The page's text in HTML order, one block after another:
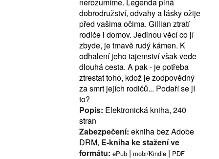
dobrodružství, odvahy a lásky ožije
před vašima očima. Gillian ztratí
rodiče i domov. Jedinou věcí co jí
zbyde, je tmavě rudý kámen. K
odhalení jeho tajemství však vede
dlouhá cesta. A pak - je potřeba
ztrestat toho, kdož je zodpovědný
za smrt jejích rodičů... Podaří se jí
to?
Popis: Elektronická kniha, 240
stran
Zabezpečení: ekniha bez Adobe
DRM, E-kniha ke stažení ve
formátu: ePub | mobi/Kindle | PDF